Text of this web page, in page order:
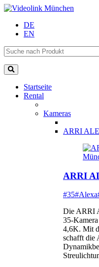
DE
EN
Startseite
Rental
Kameras
ARRI
ARRI
#35#Alexa
Die ARRI
35-
4,6K. Mit
schafft die